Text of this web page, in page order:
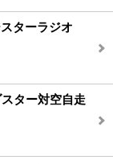
ターラジオ
ター対空自走